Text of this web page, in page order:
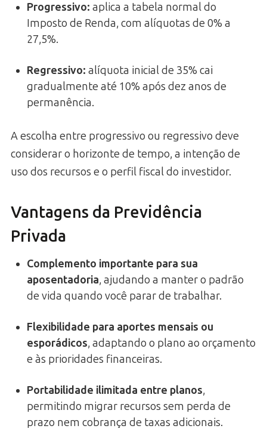
Progressivo: aplica a tabela normal do
Imposto de Renda, com alíquotas de 0% a
27,5%.
Regressivo: alíquota inicial de 35% cai
gradualmente até 10% após dez anos de
permanência.
A escolha entre progressivo ou regressivo deve
considerar o horizonte de tempo, a intenção de
uso dos recursos e o perfil fiscal do investidor.
Vantagens da Previdência
Privada
Complemento importante para sua
aposentadoria, ajudando a manter o padrão
de vida quando você parar de trabalhar.
Flexibilidade para aportes mensais ou
esporádicos, adaptando o plano ao orçamento
e às prioridades financeiras.
Portabilidade ilimitada entre planos,
permitindo migrar recursos sem perda de
prazo nem cobrança de taxas adicionais.